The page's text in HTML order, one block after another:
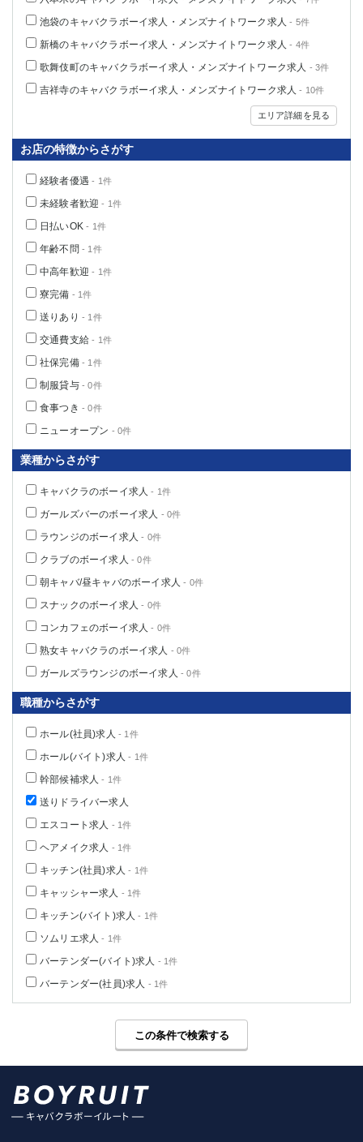
池袋のキャバクラボーイ求人・メンズナイトワーク求人 - 5件
新橋のキャバクラボーイ求人・メンズナイトワーク求人 - 4件
歌舞伎町のキャバクラボーイ求人・メンズナイトワーク求人 - 3件
吉祥寺のキャバクラボーイ求人・メンズナイトワーク求人 - 10件
エリア詳細を見る
お店の特徴からさがす
経験者優遇 - 1件
未経験者歓迎 - 1件
日払いOK - 1件
年齢不問 - 1件
中高年歓迎 - 1件
寮完備 - 1件
送りあり - 1件
交通費支給 - 1件
社保完備- 1件
制服貸与- 0件
食事つき - 0件
ニューオープン - 0件
業種からさがす
キャバクラのボーイ求人 - 1件
ガールズバーのボーイ求人 - 0件
ラウンジのボーイ求人 - 0件
クラブのボーイ求人 - 0件
朝キャバ/昼キャバのボーイ求人 - 0件
スナックのボーイ求人 - 0件
コンカフェのボーイ求人 - 0件
熟女キャバクラのボーイ求人 - 0件
ガールズラウンジのボーイ求人 - 0件
職種からさがす
ホール(社員)求人 - 1件
ホール(バイト)求人 - 1件
幹部候補求人 - 1件
送りドライバー求人
エスコート求人 - 1件
ヘアメイク求人 - 1件
キッチン(社員)求人 - 1件
キャッシャー求人 - 1件
キッチン(バイト)求人 - 1件
ソムリエ求人 - 1件
バーテンダー(バイト)求人 - 1件
バーテンダー(社員)求人 - 1件
この条件で検索する
藤沢
平塚
武蔵小杉
橋本
小田原
横浜・桜木町
関内・馬車道・日ノ出町 武蔵新城
元住吉
茅ヶ崎
厚木
埼玉県
志木
草加
所沢
獨協大学前＜草加松原＞
春日部
蕨
船橋
成田
千葉
西船橋
柏（西口）
木更津
柏（東口）
下総中山
東金
栃木県
宇都宮
東武宇都宮（宇都宮西口）
茨城県
群馬県
該当求人 0 件